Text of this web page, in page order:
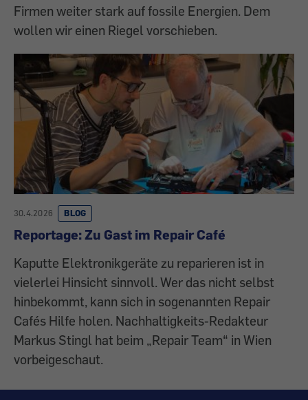
Firmen weiter stark auf fossile Energien. Dem
wollen wir einen Riegel vorschieben.
30.4.2026 BLOG
Reportage: Zu Gast im Repair Café
Kaputte Elektronikgeräte zu reparieren ist in
vielerlei Hinsicht sinnvoll. Wer das nicht selbst
hinbekommt, kann sich in sogenannten Repair
Cafés Hilfe holen. Nachhaltigkeits-Redakteur
Markus Stingl hat beim „Repair Team“ in Wien
vorbeigeschaut.